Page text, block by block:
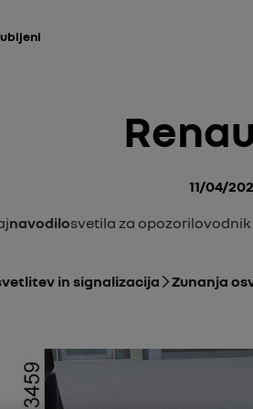
11/04/
Navodilo Svetila za opozorilo
in signalizacija Zunanja